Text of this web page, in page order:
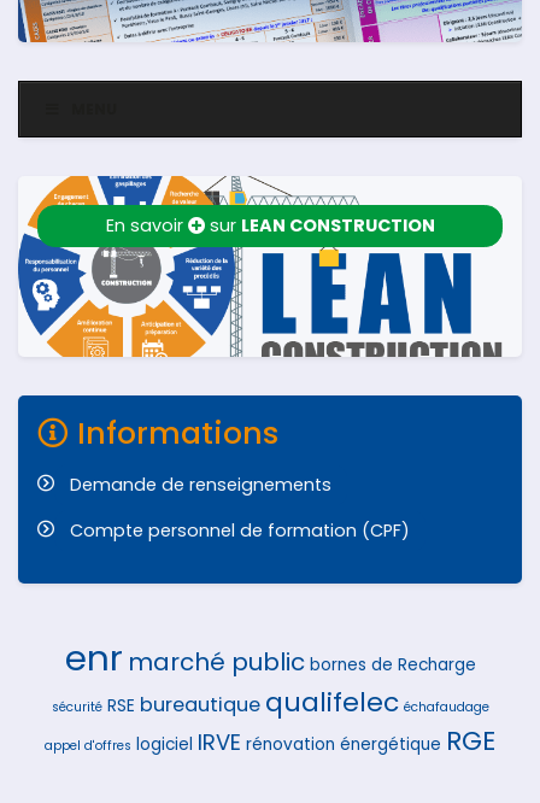
En savoir sur LEAN CONSTRUCTION
Informations
Demande de renseignements
Compte personnel de formation (CPF)
enr marché public bornes de Recharge
sécurité RSE bureautique qualifelec échafaudage
appel d'offres logiciel IRVE rénovation énergétique RGE